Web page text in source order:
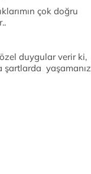
çok doğru
duygular verir ki,
şartlarda yaşamanız